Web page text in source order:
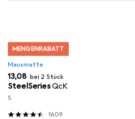
MENGENRABATT
Mausmatte
EUR
13,08 bei 2 Stück
SteelSeriesQcK
S
1609